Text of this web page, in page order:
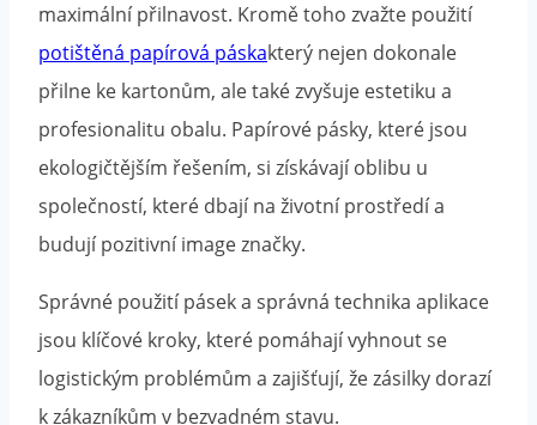
maximální přilnavost. Kromě toho zvažte použití
potištěná papírová páskakterý nejen dokonale
přilne ke kartonům, ale také zvyšuje estetiku a
profesionalitu obalu. Papírové pásky, které jsou
ekologičtějším řešením, si získávají oblibu u
společností, které dbají na životní prostředí a
budují pozitivní image značky.
Správné použití pásek a správná technika aplikace
jsou klíčové kroky, které pomáhají vyhnout se
logistickým problémům a zajišťují, že zásilky dorazí
k zákazníkům v bezvadném stavu.